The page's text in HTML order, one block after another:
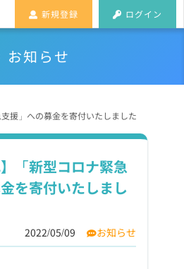
新規登録 ログイン
お知らせ
援」への募金を寄付いたしました
】「新型コロナ緊急
を寄付いたしまし
2022/05/09 お知らせ